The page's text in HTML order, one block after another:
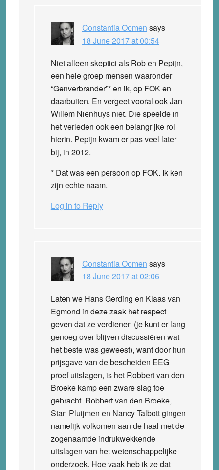
Constantia Oomen says
18 June 2017 at 00:54
Niet alleen skeptici als Rob en Pepijn,
een hele groep mensen waaronder
“Genverbrander”* en ik, op FOK en
daarbuiten. En vergeet vooral ook Jan
Willem Nienhuys niet. Die speelde in
het verleden ook een belangrijke rol
hierin. Pepijn kwam er pas veel later
bij, in 2012.
* Dat was een persoon op FOK. Ik ken
zijn echte naam.
Log in to Reply
Constantia Oomen says
18 June 2017 at 02:06
Laten we Hans Gerding en Klaas van
Egmond in deze zaak het respect
geven dat ze verdienen (je kunt er lang
genoeg over blijven discussiëren wat
het beste was geweest), want door hun
prijsgave van de bescheiden EEG
proef uitslagen, is het Robbert van den
Broeke kamp een zware slag toe
gebracht. Robbert van den Broeke,
Stan Pluijmen en Nancy Talbott gingen
namelijk volkomen aan de haal met de
zogenaamde indrukwekkende
uitslagen van het wetenschappelijke
onderzoek. Hoe vaak heb ik ze dat